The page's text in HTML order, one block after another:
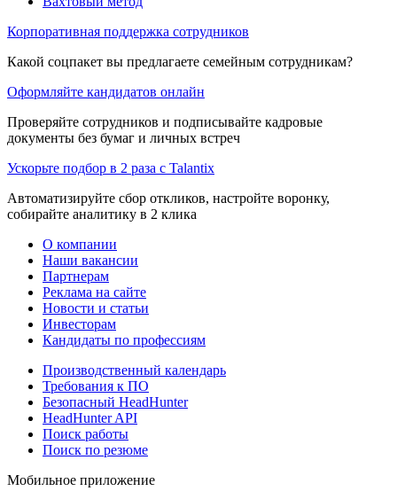
Корпоративная поддержка сотрудников
Какой соцпакет вы предлагаете семейным сотрудникам?
Оформляйте кандидатов онлайн
Проверяйте сотрудников и подписывайте кадровые
документы без бумаг и личных встреч
Ускорьте подбор в 2 раза с Talantix
Автоматизируйте сбор откликов, настройте воронку,
собирайте аналитику в 2 клика
О компании
Наши вакансии
Партнерам
Реклама на сайте
Новости и статьи
Инвесторам
Кандидаты по профессиям
Производственный календарь
Требования к ПО
Безопасный HeadHunter
HeadHunter API
Поиск работы
Поиск по резюме
Мобильное приложение